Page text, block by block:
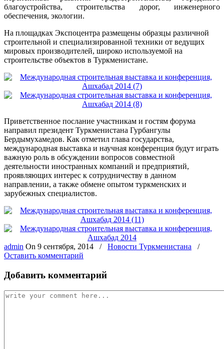
благоустройства, строительства дорог, инженерного
обеспечения, экологии.
На площадках Экспоцентра размещены образцы различной
строительной и специализированной техники от ведущих
мировых производителей, широко используемой на
строительстве объектов в Туркменистане.
Приветственное послание участникам и гостям форума
направил президент Туркменистана Гурбангулы
Бердымухамедов. Как отметил глава государства,
международная выставка и научная конференция будут играть
важную роль в обсуждении вопросов совместной
деятельности иностранных компаний и предприятий,
проявляющих интерес к сотрудничеству в данном
направлении, а также обмене опытом туркменских и
зарубежных специалистов.
admin On 9 сентября, 2014 / Новости Туркменистана
/
Оставить комментарий
Добавить комментарий